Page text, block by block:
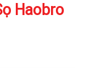
Haobro